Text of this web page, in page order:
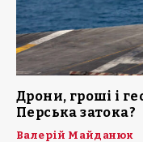
Дрони, гроші і
Перська затока?
Валерій Майданюк